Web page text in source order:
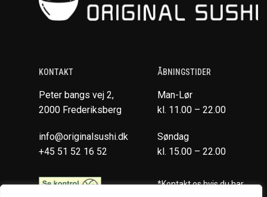
KONTAKT
Peter bangs vej 2,
2000 Frederiksberg
info@originalsushi.dk
+45 51 52 16 52
ÅBNINGSTIDER
Man-Lør
kl. 11.00 – 22.00
Søndag
kl. 15.00 – 22.00
*Kontakt os hvis du har